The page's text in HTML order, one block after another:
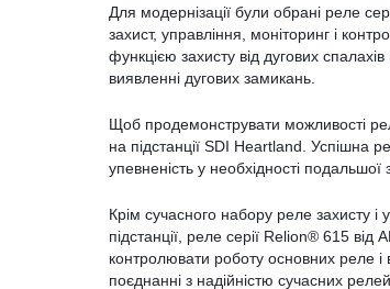
Для модернізації були обрані реле
захист, управління, моніторинг і
функцією захисту від дугових
виявленні дугових замикань.
Щоб продемонструвати можливості
на підстанції SDI Heartland. Успішна
упевненість у необхідності
Крім сучасного набору реле захисту
підстанції, реле серії Relion® 615 від
контролювати роботу основних реле і
поєднанні з надійністю сучасних